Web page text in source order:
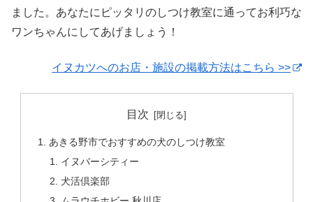
ました。あなたにピッタリのしつけ教室に通ってお利巧な
ワンちゃんにしてあげましょう！
イヌカツへのお店・施設の掲載方法はこちら >>
目次
あきる野市でおすすめの犬のしつけ教室
イヌバーシティー
犬活倶楽部